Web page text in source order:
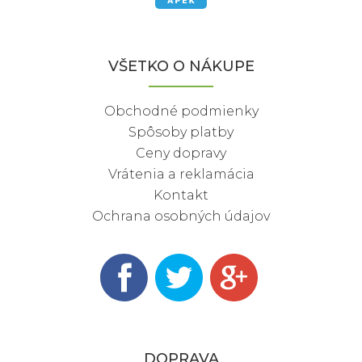
VŠETKO O NÁKUPE
Obchodné podmienky
Spôsoby platby
Ceny dopravy
Vrátenia a reklamácia
Kontakt
Ochrana osobných údajov